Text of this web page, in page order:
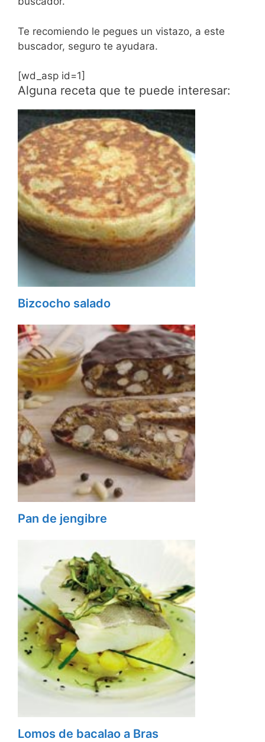
Te recomiendo le pegues un vistazo, a este
buscador, seguro te ayudara.
[wd_asp id=1]
Alguna receta que te puede interesar:
Bizcocho salado
Pan de jengibre
Lomos de bacalao a Bras